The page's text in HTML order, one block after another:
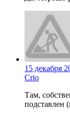
15 декабря
Crio
Там,
подставлен